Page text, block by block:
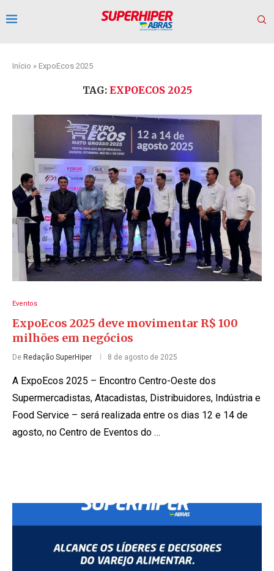
Início » ExpoEcos 2025
TAG: EXPOECOS 2025
Eventos
ExpoEcos 2025 deve movimentar R$ 100
milhões em negócios
De Redação SuperHiper 8 de agosto de 2025
A ExpoEcos 2025 – Encontro Centro-Oeste dos
Supermercadistas, Atacadistas, Distribuidores, Indústria e
Food Service – será realizada entre os dias 12 e 14 de
agosto, no Centro de Eventos do …